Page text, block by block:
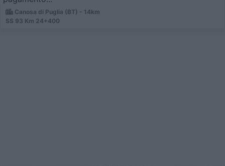
Canosa di Puglia (BT) - 14km
SS 93 Km 24+400